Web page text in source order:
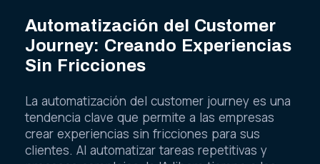
Automatización del Customer
Journey: Creando Experiencias
Sin Fricciones
La automatización del customer journey es una
tendencia clave que permite a las empresas
crear experiencias sin fricciones para sus
clientes. Al automatizar tareas repetitivas y